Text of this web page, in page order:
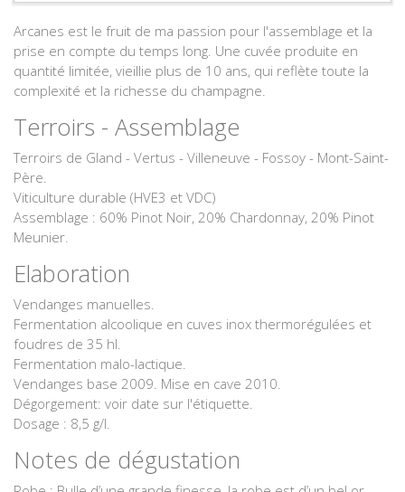
Arcanes est le fruit de ma passion pour l'assemblage et la
prise en compte du temps long. Une cuvée produite en
quantité limitée, vieillie plus de 10 ans, qui reflète toute la
complexité et la richesse du champagne.
Terroirs - Assemblage
Terroirs de Gland - Vertus - Villeneuve - Fossoy - Mont-Saint-
Père.
Viticulture durable (HVE3 et VDC)
Assemblage : 60% Pinot Noir, 20% Chardonnay, 20% Pinot
Meunier.
Elaboration
Vendanges manuelles.
Fermentation alcoolique en cuves inox thermorégulées et
foudres de 35 hl.
Fermentation malo-lactique.
Vendanges base 2009. Mise en cave 2010.
Dégorgement: voir date sur l'étiquette.
Dosage : 8,5 g/l.
Notes de dégustation